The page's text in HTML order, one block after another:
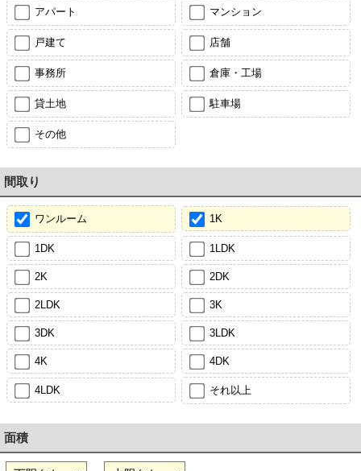
アパート マンション
戸建て 店舗
事務所 倉庫・工場
貸土地 駐車場
その他
間取り
ワンルーム 1K
1DK 1LDK
2K 2DK
2LDK 3K
3DK 3LDK
4K 4DK
4LDK それ以上
面積